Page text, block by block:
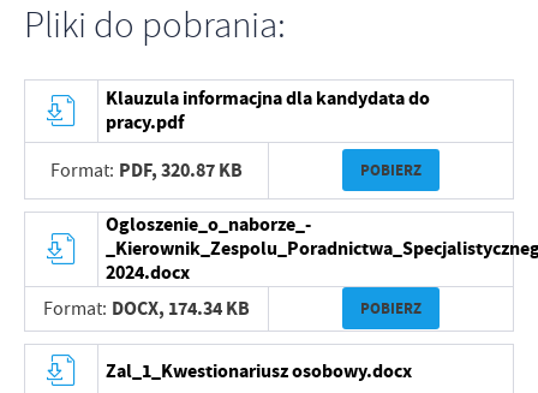
Pliki do pobrania:
Klauzula informacjna dla kandydata do
pracy.pdf
Format: PDF,320.87 KB POBIERZ
Ogloszenie_o_naborze_-
2024.docx
Format: DOCX, 174.34 KB POBIERZ
Zal_1_Kwestionariusz osobowy.docx